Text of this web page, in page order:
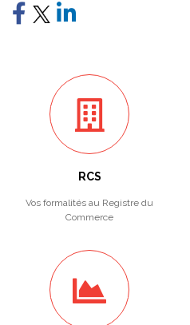
RCS
Vos formalités au Registre du
Commerce